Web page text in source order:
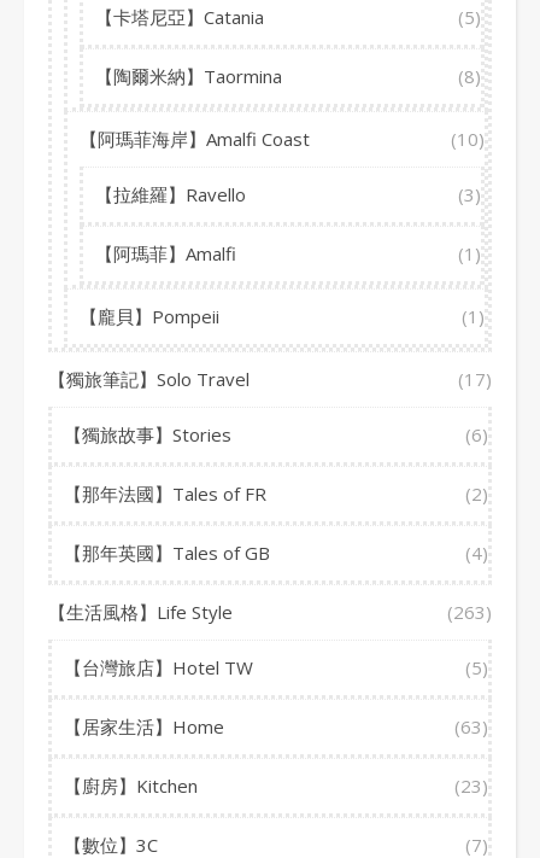
【卡塔尼亞】Catania (5)
【陶爾米納】Taormina (8)
【阿瑪菲海岸】Amalfi Coast (10)
【拉維羅】Ravello (3)
【阿瑪菲】Amalfi (1)
【龐貝】Pompeii (1)
【獨旅筆記】Solo Travel (17)
【獨旅故事】Stories (6)
【那年法國】Tales of FR (2)
【那年英國】Tales of GB (4)
【生活風格】Life Style (263)
【台灣旅店】Hotel TW (5)
【居家生活】Home (63)
【廚房】Kitchen (23)
【數位】3C (7)